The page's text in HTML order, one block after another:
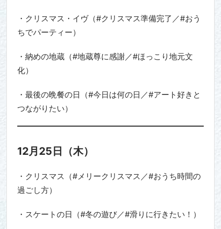
・クリスマス・イヴ（#クリスマス準備完了／#おう
ちでパーティー）
・納めの地蔵（#地蔵尊に感謝／#ほっこり地元文
化）
・最後の晩餐の日（#今日は何の日／#アート好きと
つながりたい）
12月25日（木）
・クリスマス（#メリークリスマス／#おうち時間の
過ごし方）
・スケートの日（#冬の遊び／#滑りに行きたい！）